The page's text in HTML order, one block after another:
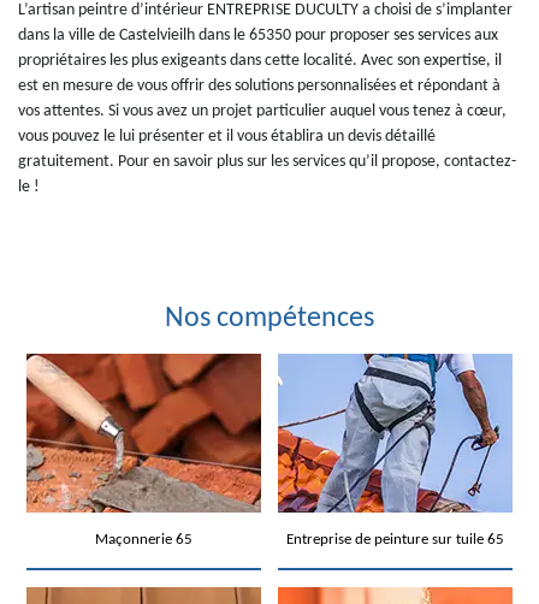
L’artisan peintre d’intérieur ENTREPRISE DUCULTY a choisi de s’implanter
dans la ville de Castelvieilh dans le 65350 pour proposer ses services aux
propriétaires les plus exigeants dans cette localité. Avec son expertise, il
est en mesure de vous offrir des solutions personnalisées et répondant à
vos attentes. Si vous avez un projet particulier auquel vous tenez à cœur,
vous pouvez le lui présenter et il vous établira un devis détaillé
gratuitement. Pour en savoir plus sur les services qu’il propose, contactez-
le !
Nos compétences
Maçonnerie 65 Entreprise de peinture sur tuile 65